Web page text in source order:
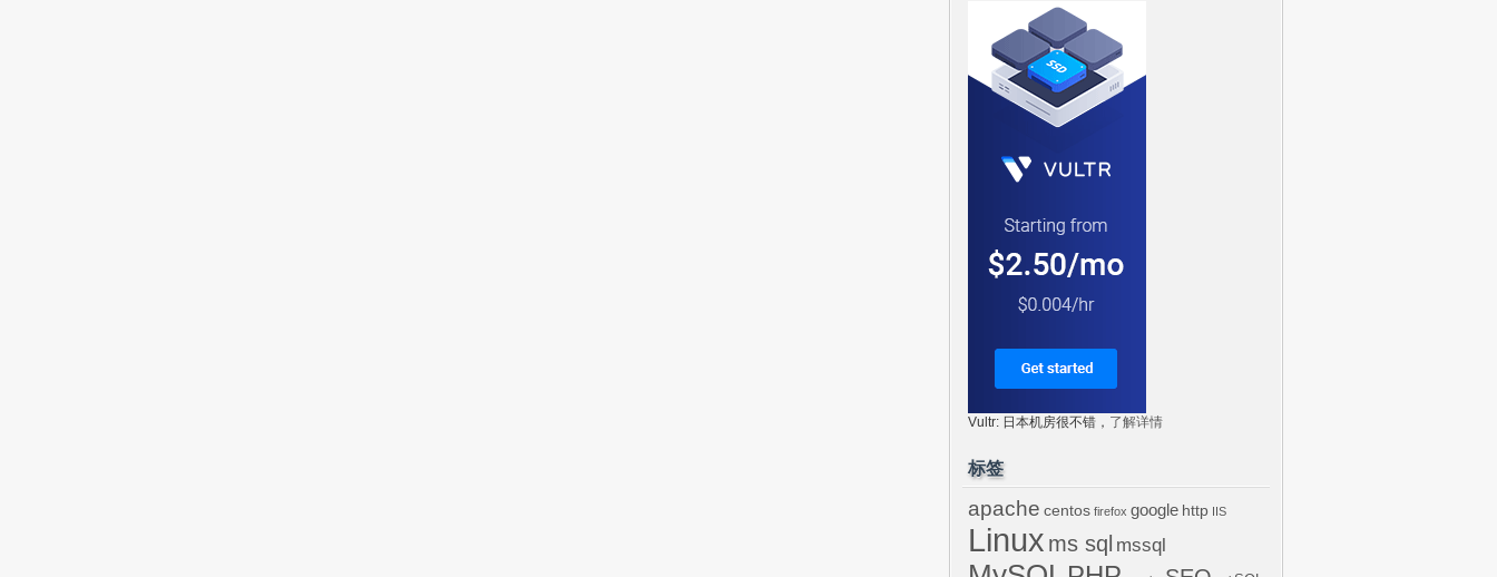
Vultr: 日本机房很不错， 了解详情
标签
apache centos firefox google http IIS
Linux ms sql mssql